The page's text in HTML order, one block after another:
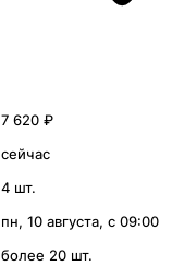
7 620 ₽
сейчас
4 шт.
пн, 10 августа, с 09:00
более 20 шт.